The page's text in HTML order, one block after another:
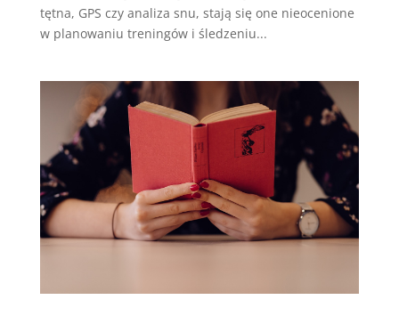
tętna, GPS czy analiza snu, stają się one nieocenione
w planowaniu treningów i śledzeniu...